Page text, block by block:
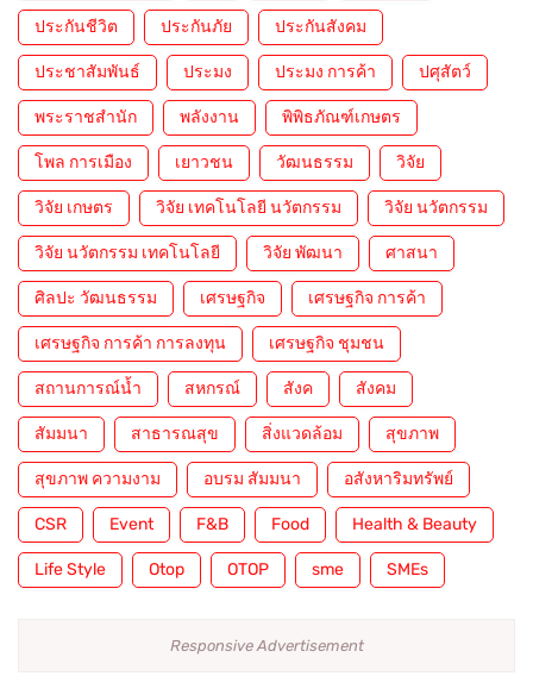
ประกันชีวิต ประกันภัย ประกันสังคม
ประชาสัมพันธ์ ประมง ประมง การค้า ปศุสัตว์
พระราชสำนัก พลังงาน พิพิธภัณฑ์เกษตร
โพล การเมือง เยาวชน วัฒนธรรม วิจัย
วิจัย เกษตร วิจัย เทคโนโลยี นวัตกรรม วิจัย นวัตกรรม
วิจัย นวัตกรรม เทคโนโลยี วิจัย พัฒนา ศาสนา
ศิลปะ วัฒนธรรม เศรษฐกิจ เศรษฐกิจ การค้า
เศรษฐกิจ การค้า การลงทุน เศรษฐกิจ ชุมชน
สถานการณ์น้ำ สหกรณ์ สังค สังคม
สัมมนา สาธารณสุข สิ่งแวดล้อม สุขภาพ
สุขภาพ ความงาม อบรม สัมมนา อสังหาริมทรัพย์
CSR Event F&B Food Health & Beauty
Life Style Otop OTOP sme SMEs
Responsive Advertisement